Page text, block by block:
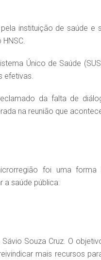
instituição de saúde e
Único de Saúde
efetivas.
da falta de
na reunião que
foi uma forma
a saúde pública:
Souza Cruz. O
mais recursos